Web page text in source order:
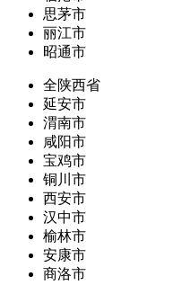
思茅市
丽江市
昭通市
全陕西省
延安市
渭南市
咸阳市
宝鸡市
铜川市
西安市
汉中市
榆林市
安康市
商洛市